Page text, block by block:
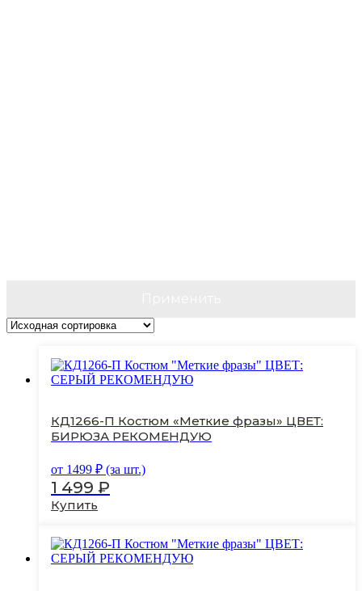
КД1266-П Костюм «Меткие фразы» ЦВЕТ:
БИРЮЗА РЕКОМЕНДУЮ
от 1499 ₽ (за шт.)
1 499 ₽
Купить
товар
имеет
несколько